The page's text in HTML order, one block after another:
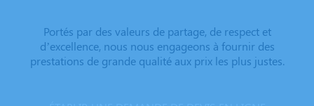
Portés par des valeurs de partage, de respect et
d’excellence, nous nous engageons à fournir des
prestations de grande qualité aux prix les plus justes.